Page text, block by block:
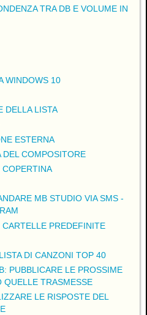
TRA DB E VOLUME IN
WINDOWS 10
DELLA LISTA
ESTERNA
COMPOSITORE
MB STUDIO VIA SMS -
PREDEFINITE
DI CANZONI TOP 40
PUBBLICARE LE PROSSIME
QUELLE TRASMESSE
LE RISPOSTE DEL